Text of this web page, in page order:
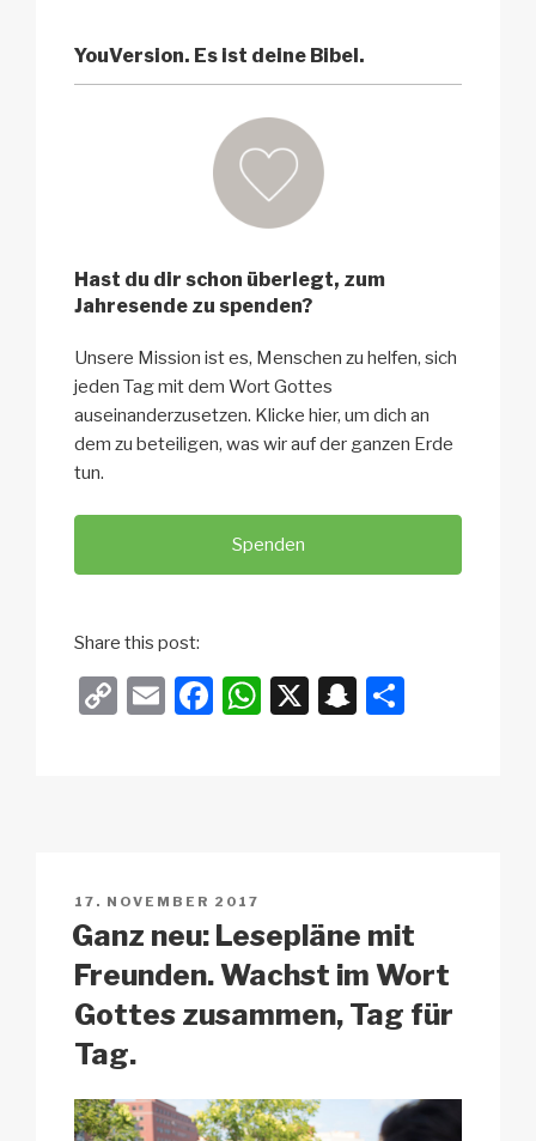
YouVersion. Es ist deine Bibel.
Hast du dir schon überlegt, zum
Jahresende zu spenden?
Unsere Mission ist es, Menschen zu helfen, sich
jeden Tag mit dem Wort Gottes
auseinanderzusetzen. Klicke hier, um dich an
dem zu beteiligen, was wir auf der ganzen Erde
tun.
Spenden
Share this post:
C
n
k
E
F
o
o
k
W
p
X
S
at
VERÖFFENTLICHT
AM
17. NOVEMBER 2017
Ganz neu: Lesepläne mit
Freunden. Wachst im Wort
Gottes zusammen, Tag für
Tag.